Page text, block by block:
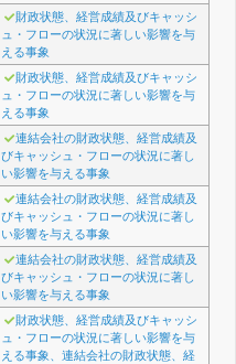
財政状態、経営成績及びキャッシ
ュ・フローの状況に著しい影響を与
える事象
財政状態、経営成績及びキャッシ
ュ・フローの状況に著しい影響を与
える事象
連結会社の財政状態、経営成績及
びキャッシュ・フローの状況に著し
い影響を与える事象
連結会社の財政状態、経営成績及
びキャッシュ・フローの状況に著し
い影響を与える事象
連結会社の財政状態、経営成績及
びキャッシュ・フローの状況に著し
い影響を与える事象
財政状態、経営成績及びキャッシ
ュ・フローの状況に著しい影響を与
える事象、連結会社の財政状態、経